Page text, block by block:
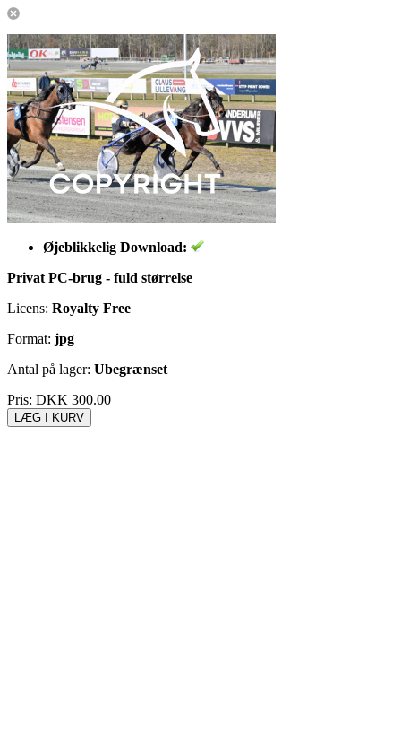
Øjeblikkelig Download:
Privat PC-brug - fuld størrelse
Licens: Royalty Free
Format: jpg
Antal på lager: Ubegrænset
Pris: DKK 300.00